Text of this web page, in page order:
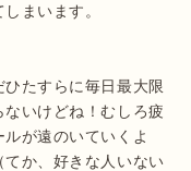
まいます。
たすらに毎日最大限
いけどね！むしろ疲
が遠のいていくよ
か、好きな人いない